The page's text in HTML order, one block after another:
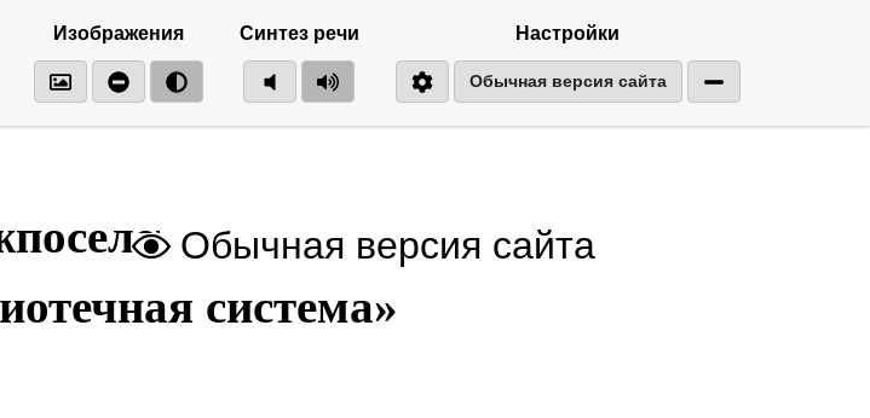
Изображения Синтез речи Настройки
Обычная версия сайта
система»
Обычная версия сайта